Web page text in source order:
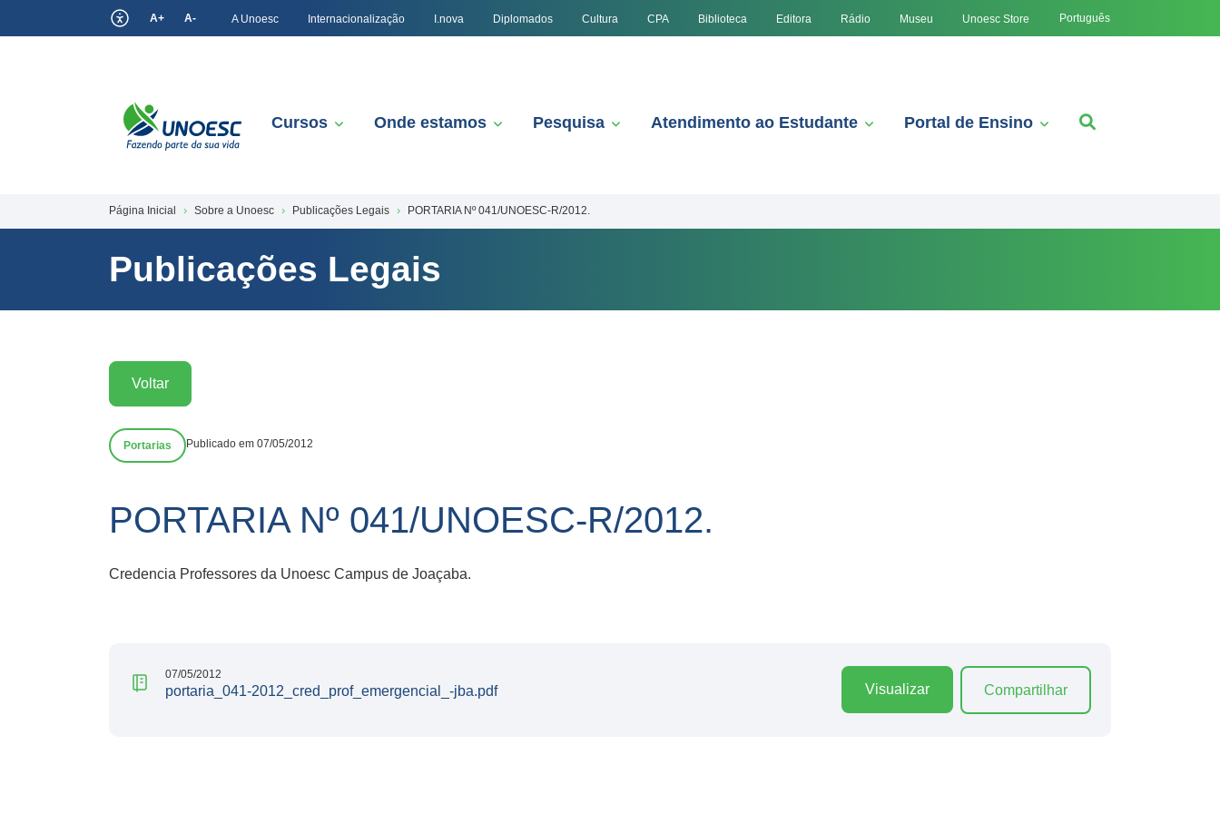
A+ A- A Unoesc Internacionalização I.nova Diplomados Cultura CPA Biblioteca Editora Rádio Museu Unoesc Store Português
Cursos Onde estamos Pesquisa Atendimento ao Estudante Portal de Ensino
Página Inicial Sobre a Unoesc Publicações Legais PORTARIA Nº 041/UNOESC-R/2012.
Publicações Legais
Voltar
Portarias Publicado em 07/05/2012
PORTARIA Nº 041/UNOESC-R/2012.
Credencia Professores da Unoesc Campus de Joaçaba.
07/05/2012
portaria_041-2012_cred_prof_emergencial_-jba.pdf Visualizar Compartilhar